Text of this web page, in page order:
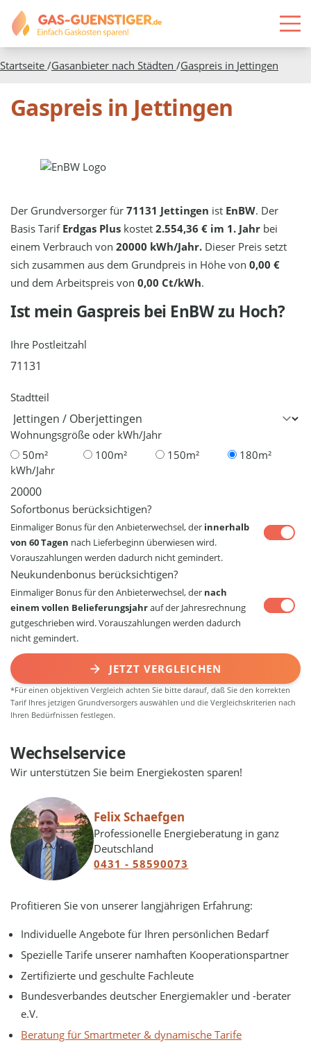
Startseite /Gasanbieter nach Städten /Gaspreis in Jettingen
Gaspreis in Jettingen
Der Grundversorger für71131 Jettingen ist EnBW. Der
Basis Tarif Erdgas Plus kostet2.554,36 € im 1. Jahr bei
einem Verbrauch von20000 kWh/Jahr. Dieser Preis setzt
sich zusammen aus dem Grundpreis in Höhe von0,00 €
und dem Arbeitspreis von0,00 Ct/kWh.
Ist mein Gaspreis bei EnBWzu Hoch?
Ihre Postleitzahl
Stadtteil
Wohnungsgröße oder kWh/Jahr
50m²
100m² 150m²
180m²
kWh/Jahr
Sofortbonus berücksichtigen?
Einmaliger Bonus für den Anbieterwechsel, der innerhalb
von 60 Tagen nach Lieferbeginn überwiesen wird.
Vorauszahlungen werden dadurch nicht gemindert.
Neukundenbonus berücksichtigen?
Einmaliger Bonus für den Anbieterwechsel, der nach
einem vollen Belieferungsjahrauf der Jahresrechnung
gutgeschrieben wird. Vorauszahlungen werden dadurch
nicht gemindert.
JETZT VERGLEICHEN
*Für einen objektiven Vergleich achten Sie bitte darauf, daß Sie den korrekten
Tarif Ihres jetzigen Grundversorgers auswählen und die Vergleichskriterien nach
Ihren Bedürfnissen festlegen.
Wechselservice
Wir unterstützen Sie beim Energiekosten sparen!
Felix Schaefgen
Professionelle Energieberatung in ganz
Deutschland
0431 - 58590073
Profitieren Sie von unserer langjährigen Erfahrung:
Individuelle Angebote für Ihren persönlichen Bedarf
Spezielle Tarife unserer namhaften Kooperationspartner
Zertifizierte und geschulte Fachleute
Bundesverbandes deutscher Energiemakler und -berater
e.V.
Beratung für Smartmeter & dynamische Tarife